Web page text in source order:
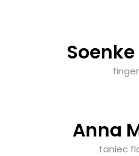
Anna
taniec